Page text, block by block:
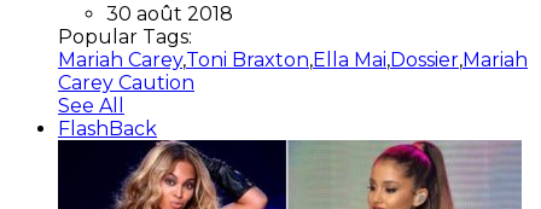
30 août 2018
Popular Tags:
Mariah Carey,Toni Braxton,Ella Mai,Dossier,Mariah
Carey Caution
See All
FlashBack